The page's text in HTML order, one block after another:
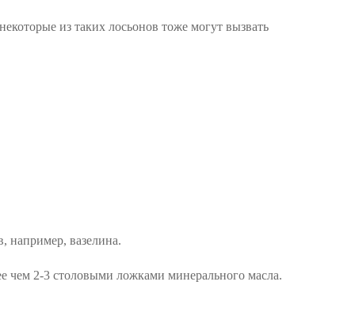
из таких лосьонов тоже могут вызвать
например, вазелина.
чем 2-3 столовыми ложками минерального масла.